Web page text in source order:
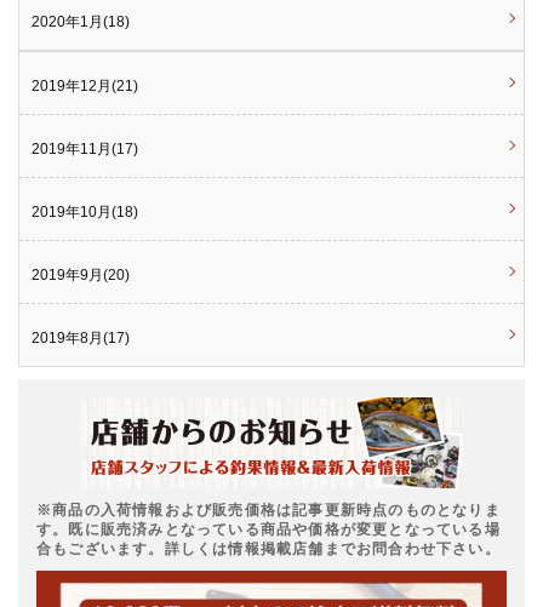
2020年1月(18)
2019年12月(21)
2019年11月(17)
2019年10月(18)
2019年9月(20)
2019年8月(17)
※商品の入荷情報および販売価格は記事更新時点のものとなりま
す。既に販売済みとなっている商品や価格が変更となっている場
合もございます。詳しくは情報掲載店舗までお問合わせ下さい。